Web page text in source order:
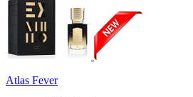
Atlas Fever